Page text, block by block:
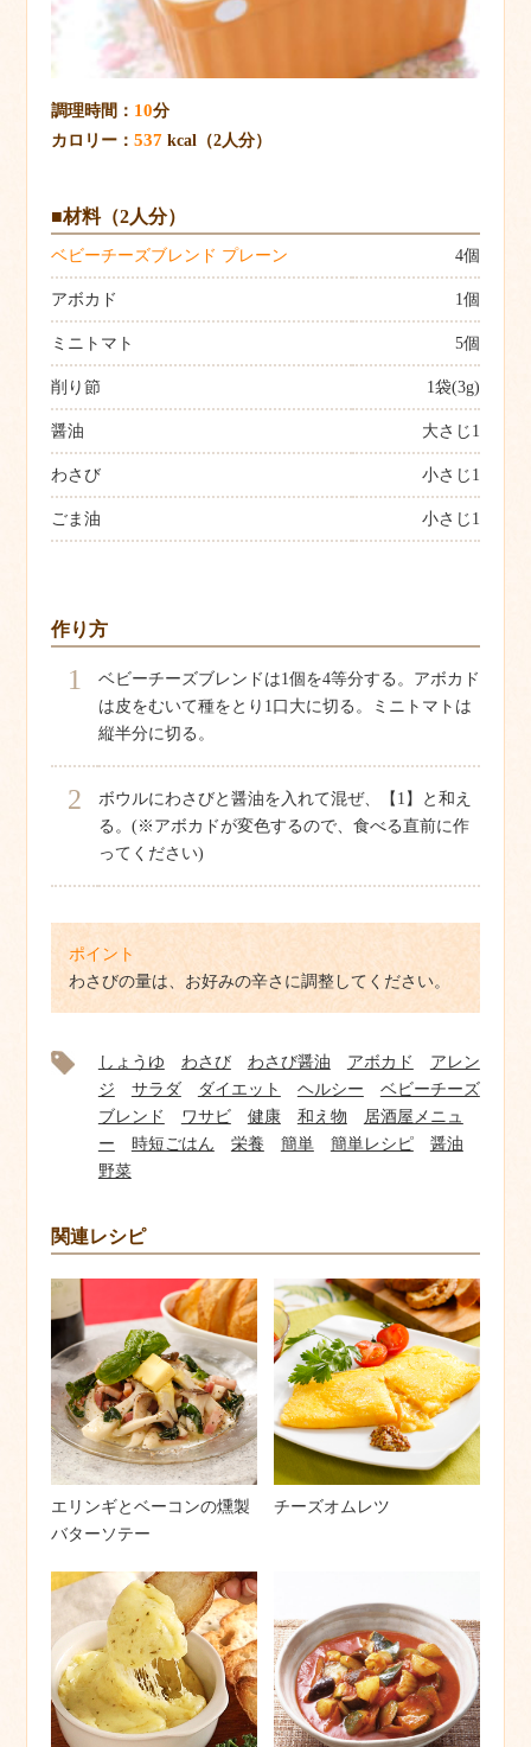
調理時間： 10分
カロリー： 537kcal（2人分）
■材料（2人分）
ベビーチーズブレンド プレーン 4個
アボカド 1個
ミニトマト 5個
削り節 1袋(3g)
醤油 大さじ1
わさび 小さじ1
ごま油 小さじ1
作り方
1
ベビーチーズブレンドは1個を4等分する。アボカド
は皮をむいて種をとり1口大に切る。ミニトマトは
縦半分に切る。
2
ボウルにわさびと醤油を入れて混ぜ、【1】と和え
る。(※アボカドが変色するので、食べる直前に作
ってください)
ポイント
わさびの量は、お好みの辛さに調整してください。
しょうゆ わさび わさび醤油 アボカド
アレン
ジ
サラダ ダイエット ヘルシー
ベビーチーズ
ブレンド
ワサビ 健康 和え物
居酒屋メニュ
ー
時短ごはん 栄養 簡単 簡単レシピ
醤油
野菜
関連レシピ
エリンギとベーコンの燻製
バターソテー
チーズオムレツ